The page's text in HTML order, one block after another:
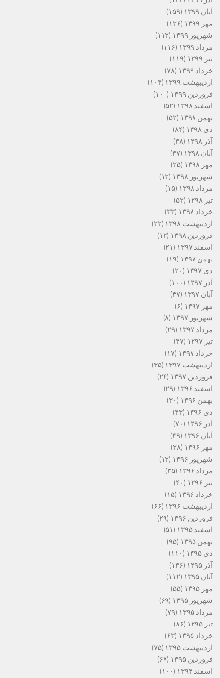
آبان ۱۳۹۹
(۱۵۹)
مهر ۱۳۹۹
(۱۲۶)
شهریور ۱۳۹۹
(۱۱۲)
مرداد ۱۳۹۹
(۱۱۶)
تیر ۱۳۹۹
(۱۱۹)
خرداد ۱۳۹۹
(۷۸)
اردیبهشت ۱۳۹۹
(۱۰۴)
فروردین ۱۳۹۹
(۱۰۰)
اسفند ۱۳۹۸
(۵۲)
بهمن ۱۳۹۸
(۵۲)
دی ۱۳۹۸
(۸۴)
آذر ۱۳۹۸
(۳۸)
آبان ۱۳۹۸
(۳۷)
مهر ۱۳۹۸
(۲۵)
شهریور ۱۳۹۸
(۱۲)
مرداد ۱۳۹۸
(۱۵)
تیر ۱۳۹۸
(۵۲)
خرداد ۱۳۹۸
(۳۳)
اردیبهشت ۱۳۹۸
(۲۲)
فروردین ۱۳۹۸
(۱۳)
اسفند ۱۳۹۷
(۲۱)
بهمن ۱۳۹۷
(۱۹)
دی ۱۳۹۷
(۲۰)
آذر ۱۳۹۷
(۱۰۰)
آبان ۱۳۹۷
(۴۷)
مهر ۱۳۹۷
(۶)
شهریور ۱۳۹۷
(۸)
مرداد ۱۳۹۷
(۲۹)
تیر ۱۳۹۷
(۴۷)
خرداد ۱۳۹۷
(۱۷)
اردیبهشت ۱۳۹۷
(۳۵)
فروردین ۱۳۹۷
(۲۴)
اسفند ۱۳۹۶
(۲۹)
بهمن ۱۳۹۶
(۳۰)
دی ۱۳۹۶
(۴۳)
آذر ۱۳۹۶
(۷۰)
آبان ۱۳۹۶
(۴۹)
مهر ۱۳۹۶
(۲۸)
شهریور ۱۳۹۶
(۱۲)
مرداد ۱۳۹۶
(۳۵)
تیر ۱۳۹۶
(۴۰)
خرداد ۱۳۹۶
(۱۵)
اردیبهشت ۱۳۹۶
(۶۶)
فروردین ۱۳۹۶
(۲۹)
اسفند ۱۳۹۵
(۵۱)
بهمن ۱۳۹۵
(۹۵)
دی ۱۳۹۵
(۱۱۰)
آذر ۱۳۹۵
(۱۳۶)
آبان ۱۳۹۵
(۱۱۲)
مهر ۱۳۹۵
(۵۵)
شهریور ۱۳۹۵
(۶۹)
مرداد ۱۳۹۵
(۷۹)
تیر ۱۳۹۵
(۸۶)
خرداد ۱۳۹۵
(۶۳)
اردیبهشت ۱۳۹۵
(۷۵)
فروردین ۱۳۹۵
(۶۷)
اسفند ۱۳۹۴
(۱۰۰)